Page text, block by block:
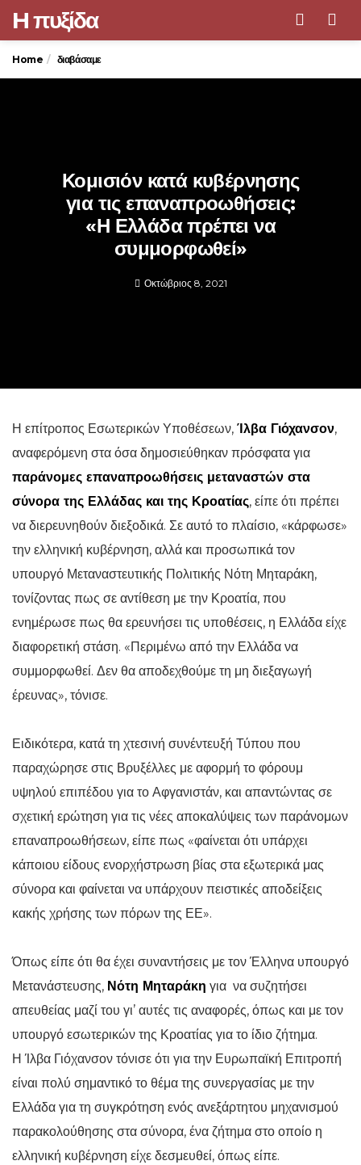
H πυξίδα
Home διαβάσαμε
Κομισιόν κατά κυβέρνησης
για τις επαναπροωθήσεις:
«Η Ελλάδα πρέπει να
συμμορφωθεί»
Οκτώβριος 8, 2021
Η επίτροπος Εσωτερικών Υποθέσεων, Ίλβα Γιόχανσον,
αναφερόμενη στα όσα δημοσιεύθηκαν πρόσφατα για
παράνομες επαναπροωθήσεις μεταναστών στα
σύνορα της Ελλάδας και της Κροατίας, είπε ότι πρέπει
να διερευνηθούν διεξοδικά. Σε αυτό το πλαίσιο, «κάρφωσε»
την ελληνική κυβέρνηση, αλλά και προσωπικά τον
υπουργό Μεταναστευτικής Πολιτικής Νότη Μηταράκη,
τονίζοντας πως σε αντίθεση με την Κροατία, που
ενημέρωσε πως θα ερευνήσει τις υποθέσεις, η Ελλάδα είχε
διαφορετική στάση. «Περιμένω από την Ελλάδα να
συμμορφωθεί. Δεν θα αποδεχθούμε τη μη διεξαγωγή
έρευνας», τόνισε.
Ειδικότερα, κατά τη χτεσινή συνέντευξή Τύπου που
παραχώρησε στις Βρυξέλλες με αφορμή το φόρουμ
υψηλού επιπέδου για το Αφγανιστάν, και απαντώντας σε
σχετική ερώτηση για τις νέες αποκαλύψεις των παράνομων
επαναπροωθήσεων, είπε πως «φαίνεται ότι υπάρχει
κάποιου είδους ενορχήστρωση βίας στα εξωτερικά μας
σύνορα και φαίνεται να υπάρχουν πειστικές αποδείξεις
κακής χρήσης των πόρων της ΕΕ».
Όπως είπε ότι θα έχει συναντήσεις με τον Έλληνα υπουργό
Μετανάστευσης, Νότη Μηταράκη για να συζητήσει
απευθείας μαζί του γι’ αυτές τις αναφορές, όπως και με τον
υπουργό εσωτερικών της Κροατίας για το ίδιο ζήτημα.
Η Ίλβα Γιόχανσον τόνισε ότι για την Ευρωπαϊκή Επιτροπή
είναι πολύ σημαντικό το θέμα της συνεργασίας με την
Ελλάδα για τη συγκρότηση ενός ανεξάρτητου μηχανισμού
παρακολούθησης στα σύνορα, ένα ζήτημα στο οποίο η
ελληνική κυβέρνηση είχε δεσμευθεί, όπως είπε.